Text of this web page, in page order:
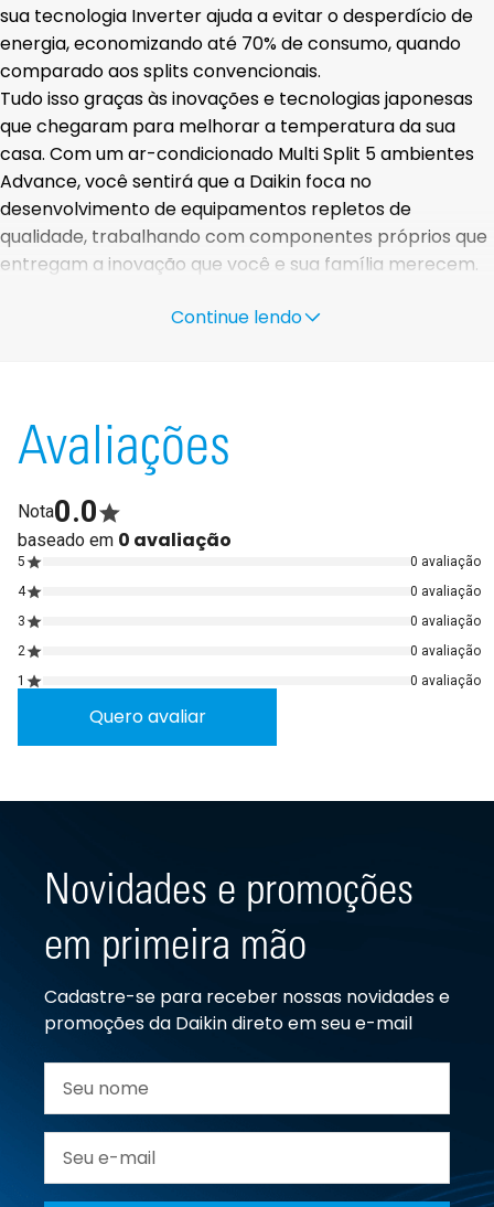
sua tecnologia Inverter ajuda a evitar o desperdício de
energia, economizando até 70% de consumo, quando
comparado aos splits convencionais.
Tudo isso graças às inovações e tecnologias japonesas
que chegaram para melhorar a temperatura da sua
casa. Com um ar-condicionado Multi Split 5 ambientes
Advance, você sentirá que a Daikin foca no
desenvolvimento de equipamentos repletos de
qualidade, trabalhando com componentes próprios que
entregam a inovação que você e sua família merecem.
da Daikin e experimente na sua casa o bem-estar do ar-
Continue lendo
Avaliações
Nota0.0
baseado em 0 avaliação
5
0 avaliação
4
0 avaliação
3
0 avaliação
2
0 avaliação
1
0 avaliação
Quero avaliar
Novidades e promoções
em primeira mão
Cadastre-se para receber nossas novidades e
promoções da Daikin direto em seu e-mail